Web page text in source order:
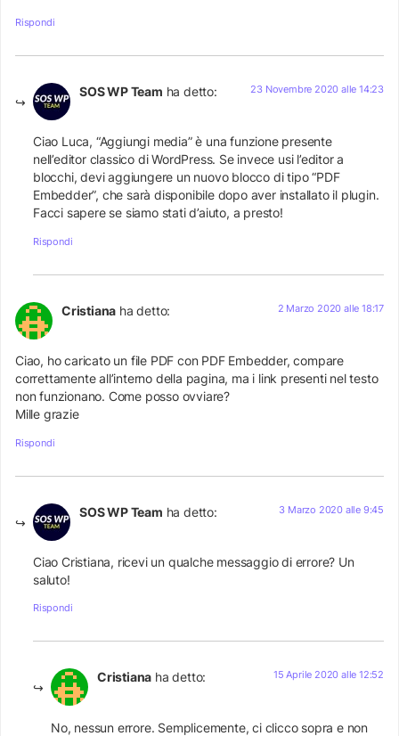
Rispondi
SOS WP Team ha detto: 23 Novembre 2020 alle 14:23
Ciao Luca, “Aggiungi media” è una funzione presente
nell’editor classico di WordPress. Se invece usi l’editor a
blocchi, devi aggiungere un nuovo blocco di tipo “PDF
Embedder”, che sarà disponibile dopo aver installato il plugin.
Facci sapere se siamo stati d’aiuto, a presto!
Rispondi
Cristiana ha detto: 2 Marzo 2020 alle 18:17
Ciao, ho caricato un file PDF con PDF Embedder, compare
correttamente all’interno della pagina, ma i link presenti nel testo
non funzionano. Come posso ovviare?
Mille grazie
Rispondi
SOS WP Team ha detto: 3 Marzo 2020 alle 9:45
Ciao Cristiana, ricevi un qualche messaggio di errore? Un
saluto!
Rispondi
Cristiana ha detto: 15 Aprile 2020 alle 12:52
No, nessun errore. Semplicemente, ci clicco sopra e non